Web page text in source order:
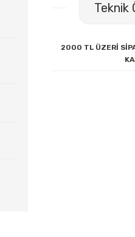
Teknik
2000 TL ÜZERİ